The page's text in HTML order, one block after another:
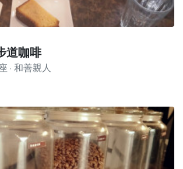
道咖啡
· 和善親人